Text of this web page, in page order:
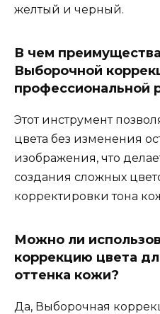
желтый и черный.
В чем
Выборочной
профессиональной
Этот инструмент
цвета без изменения
изображения, что
создания сложных
корректировки тона
Можно ли
коррекцию цвета
оттенка кожи?
Да, Выборочная